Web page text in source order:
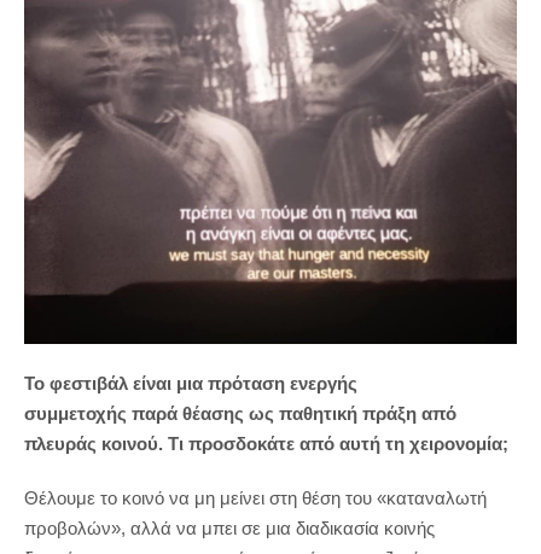
Το φεστιβάλ είναι μια πρόταση ενεργής
συμμετοχής παρά θέασης ως παθητική πράξη από
πλευράς κοινού. Τι προσδοκάτε από αυτή τη χειρονομία;
Θέλουμε το κοινό να μη μείνει στη θέση του «καταναλωτή
προβολών», αλλά να μπει σε μια διαδικασία κοινής